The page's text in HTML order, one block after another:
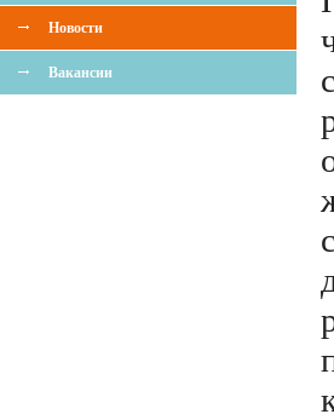
Новости
Вакансии